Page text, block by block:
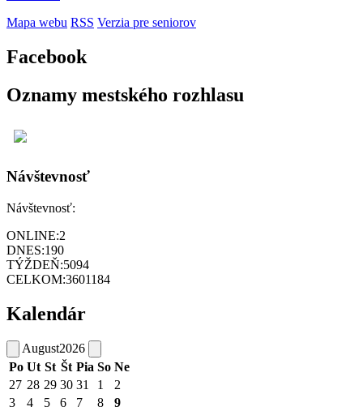
Mapa webu RSS Verzia pre seniorov
Facebook
Oznamy mestského rozhlasu
Návštevnosť
Návštevnosť:
ONLINE:2
DNES:190
TÝŽDEŇ:5094
CELKOM:3601184
Kalendár
August2026
Po Ut St Št Pia So Ne
27 28 29 30 31 1
2
3
4 5 6 7 8
9